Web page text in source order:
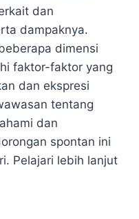
dan
dampaknya.
dimensi
faktor-faktor yang
dan ekspresi
tentang
dan
spontan ini
Pelajari lebih lanjut